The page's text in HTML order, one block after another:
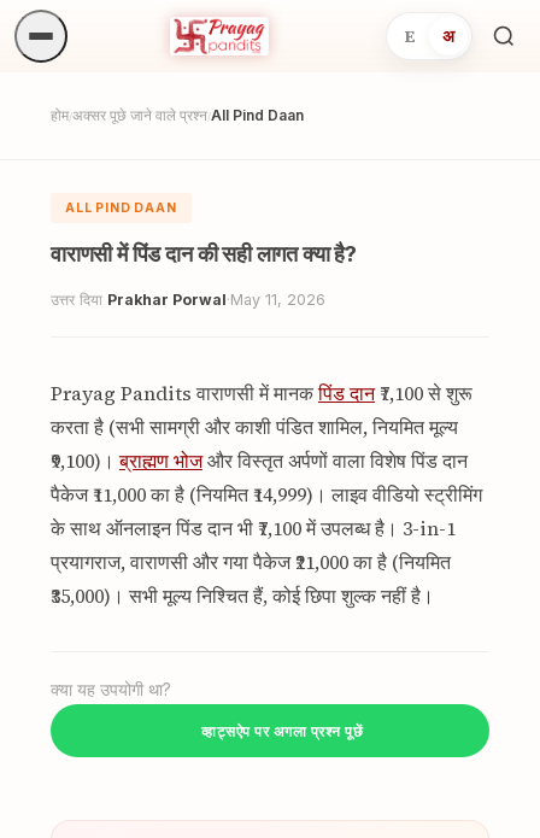
E अ
होम/अक्सर पूछे जाने वाले प्रश्न/All Pind Daan
ALL PIND DAAN
वाराणसी में पिंड दान की सही लागत क्या है?
उत्तर दिया Prakhar Porwal·May 11, 2026
Prayag Pandits वाराणसी में मानकपिंड दान₹7,100 से शुरू
करता है (सभी सामग्री और काशी पंडित शामिल, नियमित मूल्य
₹9,100)।ब्राह्मण भोजऔर विस्तृत अर्पणों वाला विशेष पिंड दान
पैकेज ₹11,000 का है (नियमित ₹14,999)। लाइव वीडियो स्ट्रीमिंग
के साथ ऑनलाइन पिंड दान भी ₹7,100 में उपलब्ध है। 3-in-1
प्रयागराज, वाराणसी और गया पैकेज ₹21,000 का है (नियमित
₹35,000)। सभी मूल्य निश्चित हैं, कोई छिपा शुल्क नहीं है।
क्या यह उपयोगी था?
व्हाट्सऐप पर अगला प्रश्न पूछें